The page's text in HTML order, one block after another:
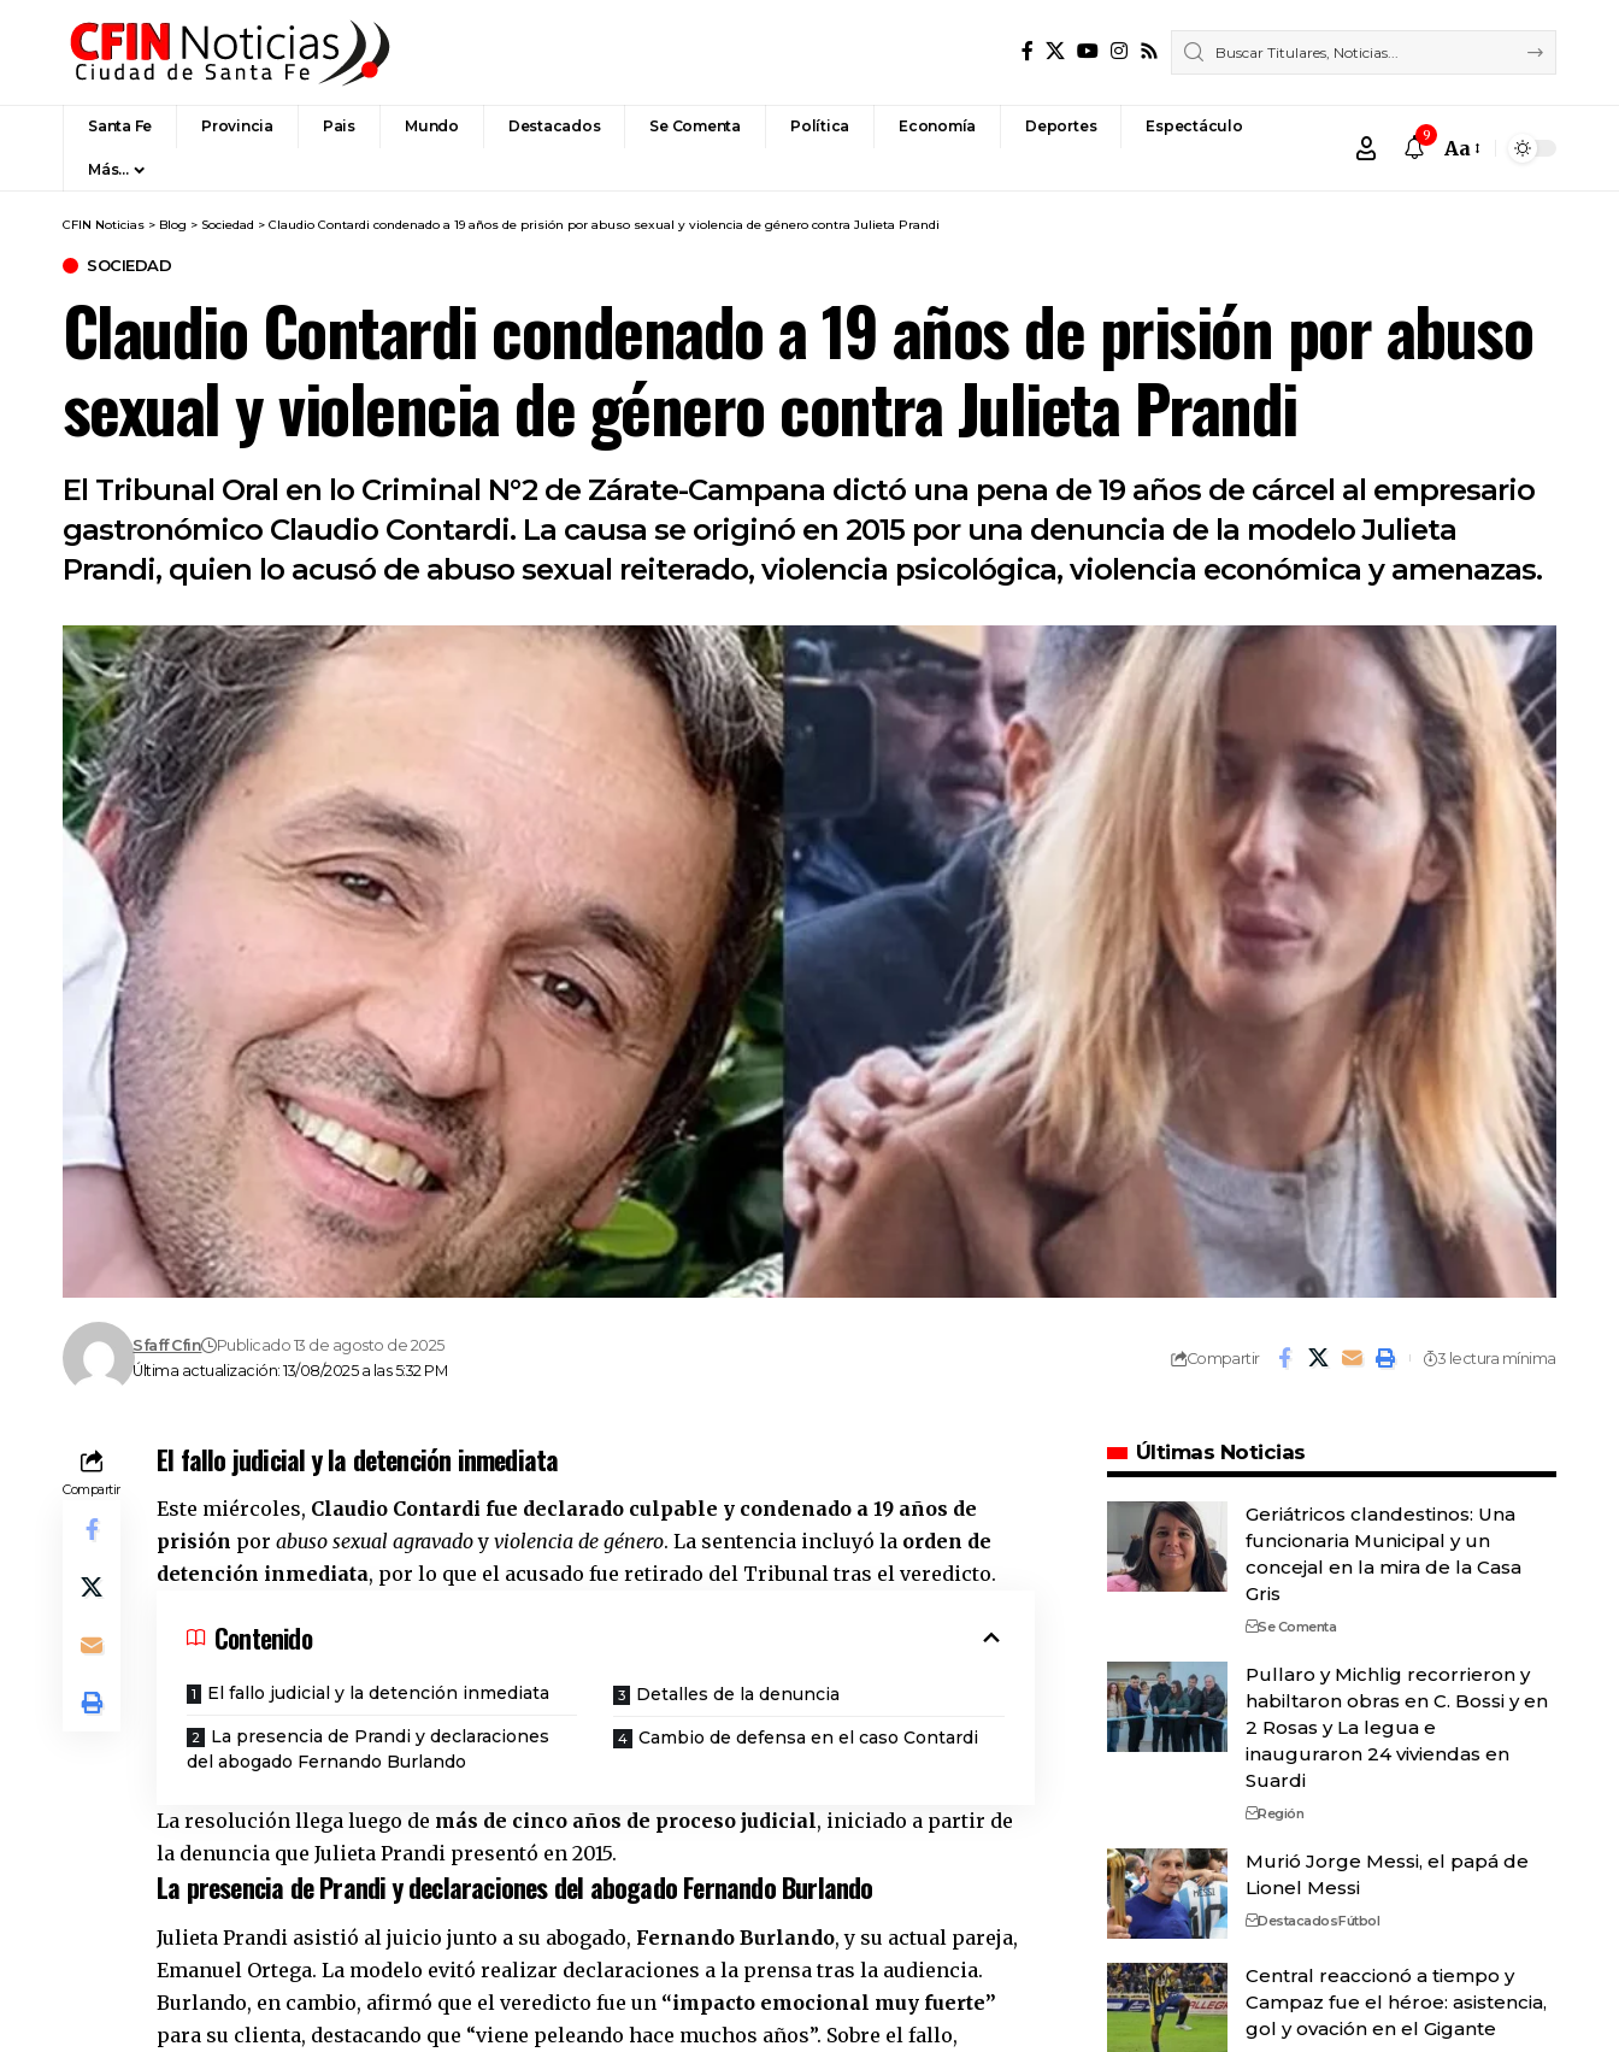
Santa Fe Provincia Pais Mundo Destacados Se Comenta Política Economía Deportes Espectáculo
Más…
9
Font
Aa
CFIN Noticias > Blog > Sociedad > Claudio Contardi condenado a 19 años de prisión por abuso sexual y violencia de género contra Julieta Prandi
SOCIEDAD
Claudio Contardi condenado a 19 años de prisión por abuso
sexual y violencia de género contra Julieta Prandi
El Tribunal Oral en lo Criminal N°2 de Zárate-Campana dictó una pena de 19 años de cárcel al empresario
gastronómico Claudio Contardi. La causa se originó en 2015 por una denuncia de la modelo Julieta
Prandi, quien lo acusó de abuso sexual reiterado, violencia psicológica, violencia económica y amenazas.
Última actualización: 13/08/2025 a las 5:32 PM
Sfaff Cfin Publicado 13 de agosto de 2025
Compartir 3 lectura mínima
Compartir
El fallo judicial y la detención inmediata
Este miércoles, Claudio Contardi fue declarado culpable y condenado a 19 años de
prisión por abuso sexual agravadoy violencia de género. La sentencia incluyó la orden de
detención inmediata, por lo que el acusado fue retirado del Tribunal tras el veredicto.
Contenido
El fallo judicial y la detención inmediata
La presencia de Prandi y declaraciones
del abogado Fernando Burlando
Detalles de la denuncia
Cambio de defensa en el caso Contardi
La resolución llega luego de más de cinco años de proceso judicial, iniciado a partir de
la denuncia que Julieta Prandi presentó en 2015.
La presencia de Prandi y declaraciones del abogado Fernando Burlando
Julieta Prandi asistió al juicio junto a su abogado, Fernando Burlando, y su actual pareja,
Emanuel Ortega. La modelo evitó realizar declaraciones a la prensa tras la audiencia.
Burlando, en cambio, afirmó que el veredicto fue un “impacto emocional muy fuerte”
para su clienta, destacando que “viene peleando hace muchos años”. Sobre el fallo,
Últimas Noticias
Geriátricos clandestinos: Una
funcionaria Municipal y un
concejal en la mira de la Casa
Gris
Se Comenta
Pullaro y Michlig recorrieron y
habiltaron obras en C. Bossi y en
2 Rosas y La legua e
inauguraron 24 viviendas en
Suardi
Región
Murió Jorge Messi, el papá de
Lionel Messi
DestacadosFútbol
Central reaccionó a tiempo y
Campaz fue el héroe: asistencia,
gol y ovación en el Gigante